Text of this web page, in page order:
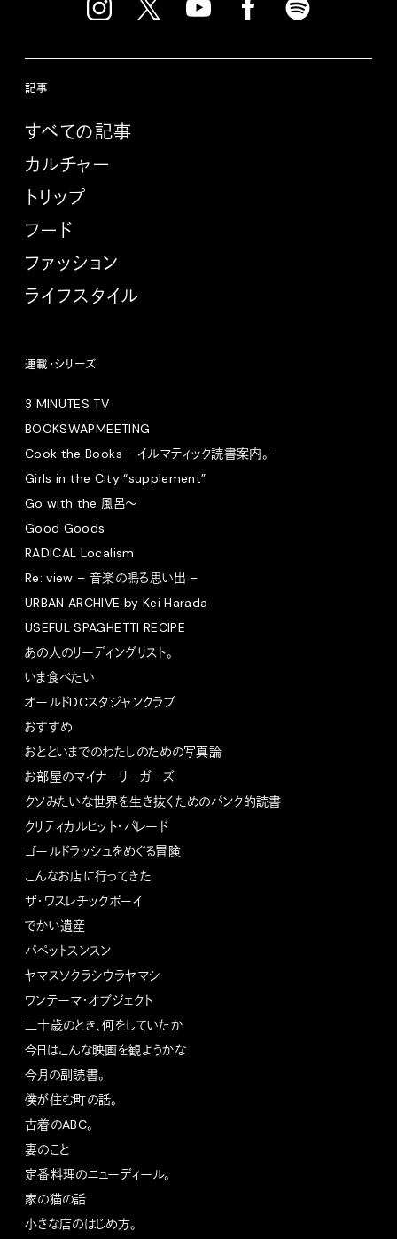
記事
すべての記事
カルチャー
トリップ
フード
ファッション
ライフスタイル
連載・シリーズ
3 MINUTES TV
BOOKSWAPMEETING
Cook the Books - イルマティック読書案内。-
Girls in the City “supplement”
Go with the 風呂〜
Good Goods
RADICAL Localism
Re: view – 音楽の鳴る思い出 –
URBAN ARCHIVE by Kei Harada
USEFUL SPAGHETTI RECIPE
あの人のリーディングリスト。
いま食べたい
オールドDCスタジャンクラブ
おすすめ
おとといまでのわたしのための写真論
お部屋のマイナーリーガーズ
クソみたいな世界を生き抜くためのパンク的読書
クリティカルヒット・パレード
ゴールドラッシュをめぐる冒険
こんなお店に行ってきた
ザ・ワスレチックボーイ
でかい遺産
パペットスンスン
ヤマスソクラシウラヤマシ
ワンテーマ・オブジェクト
二十歳のとき、何をしていたか
今日はこんな映画を観ようかな
今月の副読書。
僕が住む町の話。
古着のABC。
妻のこと
定番料理のニューディール。
家の猫の話
小さな店のはじめ方。